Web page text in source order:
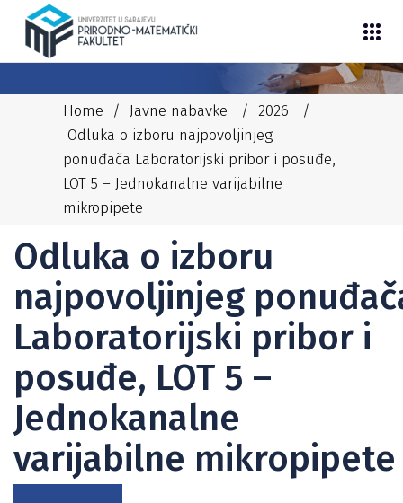
Home / Javne nabavke /2026
/
Odluka o izboru najpovoljinjeg
ponuđača Laboratorijski pribor i posuđe,
LOT 5 – Jednokanalne varijabilne
mikropipete
06/05/2026
JASMINA MUJKIĆ
JAVNE NABAVKE
Odluka o izboru
najpovoljinjeg
Laboratorijski pribor i
posuđe, LOT 5 –
Jednokanalne
varijabilne mikropipete